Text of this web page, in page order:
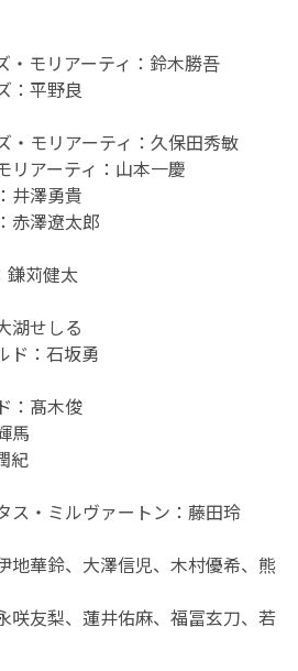
・モリアーティ：鈴木勝吾
：平野良
・モリアーティ：久保田秀敏
リアーティ：山本一慶
井澤勇貴
赤澤遼太郎
鎌苅健太
湖せしる
ド：石坂勇
：髙木俊
馬
紀
ス・ミルヴァートン：藤田玲
地華鈴、大澤信児、木村優希、熊
咲友梨、蓮井佑麻、福冨玄刀、若